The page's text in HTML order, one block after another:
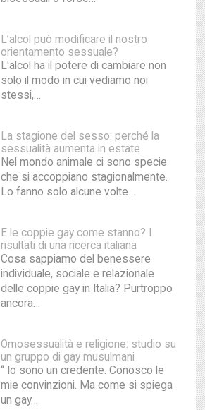
L’alcol può modificare il nostro
orientamento sessuale?
L'alcol ha il potere di cambiare non
solo il modo in cui vediamo noi
stessi,…
La stagione del sesso: perché la
sessualità aumenta in estate
Nel mondo animale ci sono specie
che si accoppiano stagionalmente.
Lo fanno solo alcune volte…
E le coppie gay come stanno? I
risultati di una ricerca italiana
Cosa sappiamo del benessere
individuale, sociale e relazionale
delle coppie gay in Italia? Purtroppo
ancora…
Omosessualità e religione: studio su
un gruppo di gay musulmani
“ Io sono un credente. Conosco le
mie convinzioni. Ma come si spiega
un gay…